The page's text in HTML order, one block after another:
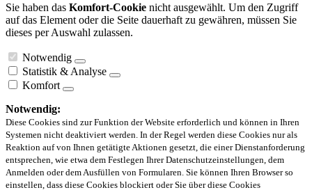
Sie haben das Komfort-Cookie nicht ausgewählt. Um den Zugriff
auf das Element oder die Seite dauerhaft zu gewähren, müssen Sie
dieses per Auswahl zulassen.
Notwendig
Statistik & Analyse
Komfort
Notwendig:
Diese Cookies sind zur Funktion der Website erforderlich und können in Ihren
Systemen nicht deaktiviert werden. In der Regel werden diese Cookies nur als
Reaktion auf von Ihnen getätigte Aktionen gesetzt, die einer Dienstanforderung
entsprechen, wie etwa dem Festlegen Ihrer Datenschutzeinstellungen, dem
Anmelden oder dem Ausfüllen von Formularen. Sie können Ihren Browser so
einstellen, dass diese Cookies blockiert oder Sie über diese Cookies